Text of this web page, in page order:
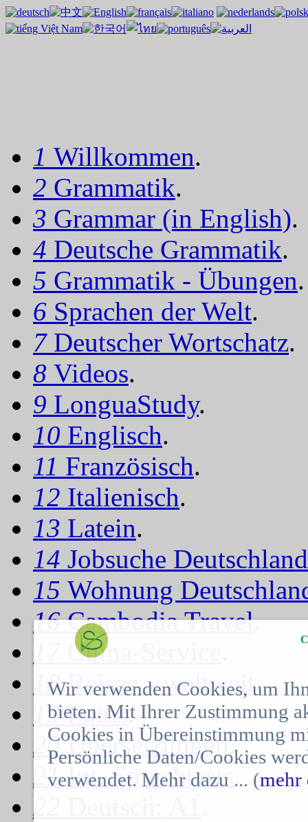
1 Willkommen.
2 Grammatik.
3 Grammar (in English).
4 Deutsche Grammatik.
5 Grammatik - Übungen.
6 Sprachen der Welt.
7 Deutscher Wortschatz.
8 Videos.
9 LonguaStudy.
10 Englisch.
11 Französisch.
12 Italienisch.
13 Latein.
14 Jobsuche Deutschland
15 Wohnung
16Cambodia Travel.
China-Service
18Reisen - weltweit.
19Fotos.
20Übersetzungen.
21Int. Sprachtests
22
Wir verwenden Cookies, um
bieten. Mit Ihrer Zustimmung
Cookies in Übereinstimmung
Persönliche Daten/Cookies
verwendet. Mehr dazu ... (mehr